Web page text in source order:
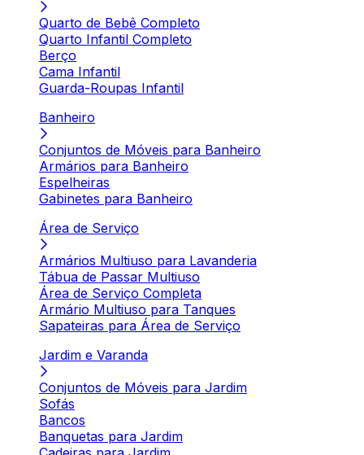
Quarto de Bebê Completo
Quarto Infantil Completo
Berço
Cama Infantil
Guarda-Roupas Infantil
Banheiro
Conjuntos de Móveis para Banheiro
Armários para Banheiro
Espelheiras
Gabinetes para Banheiro
Área de Serviço
Armários Multiuso para Lavanderia
Tábua de Passar Multiuso
Área de Serviço Completa
Armário Multiuso para Tanques
Sapateiras para Área de Serviço
Jardim e Varanda
Conjuntos de Móveis para Jardim
Sofás
Bancos
Banquetas para Jardim